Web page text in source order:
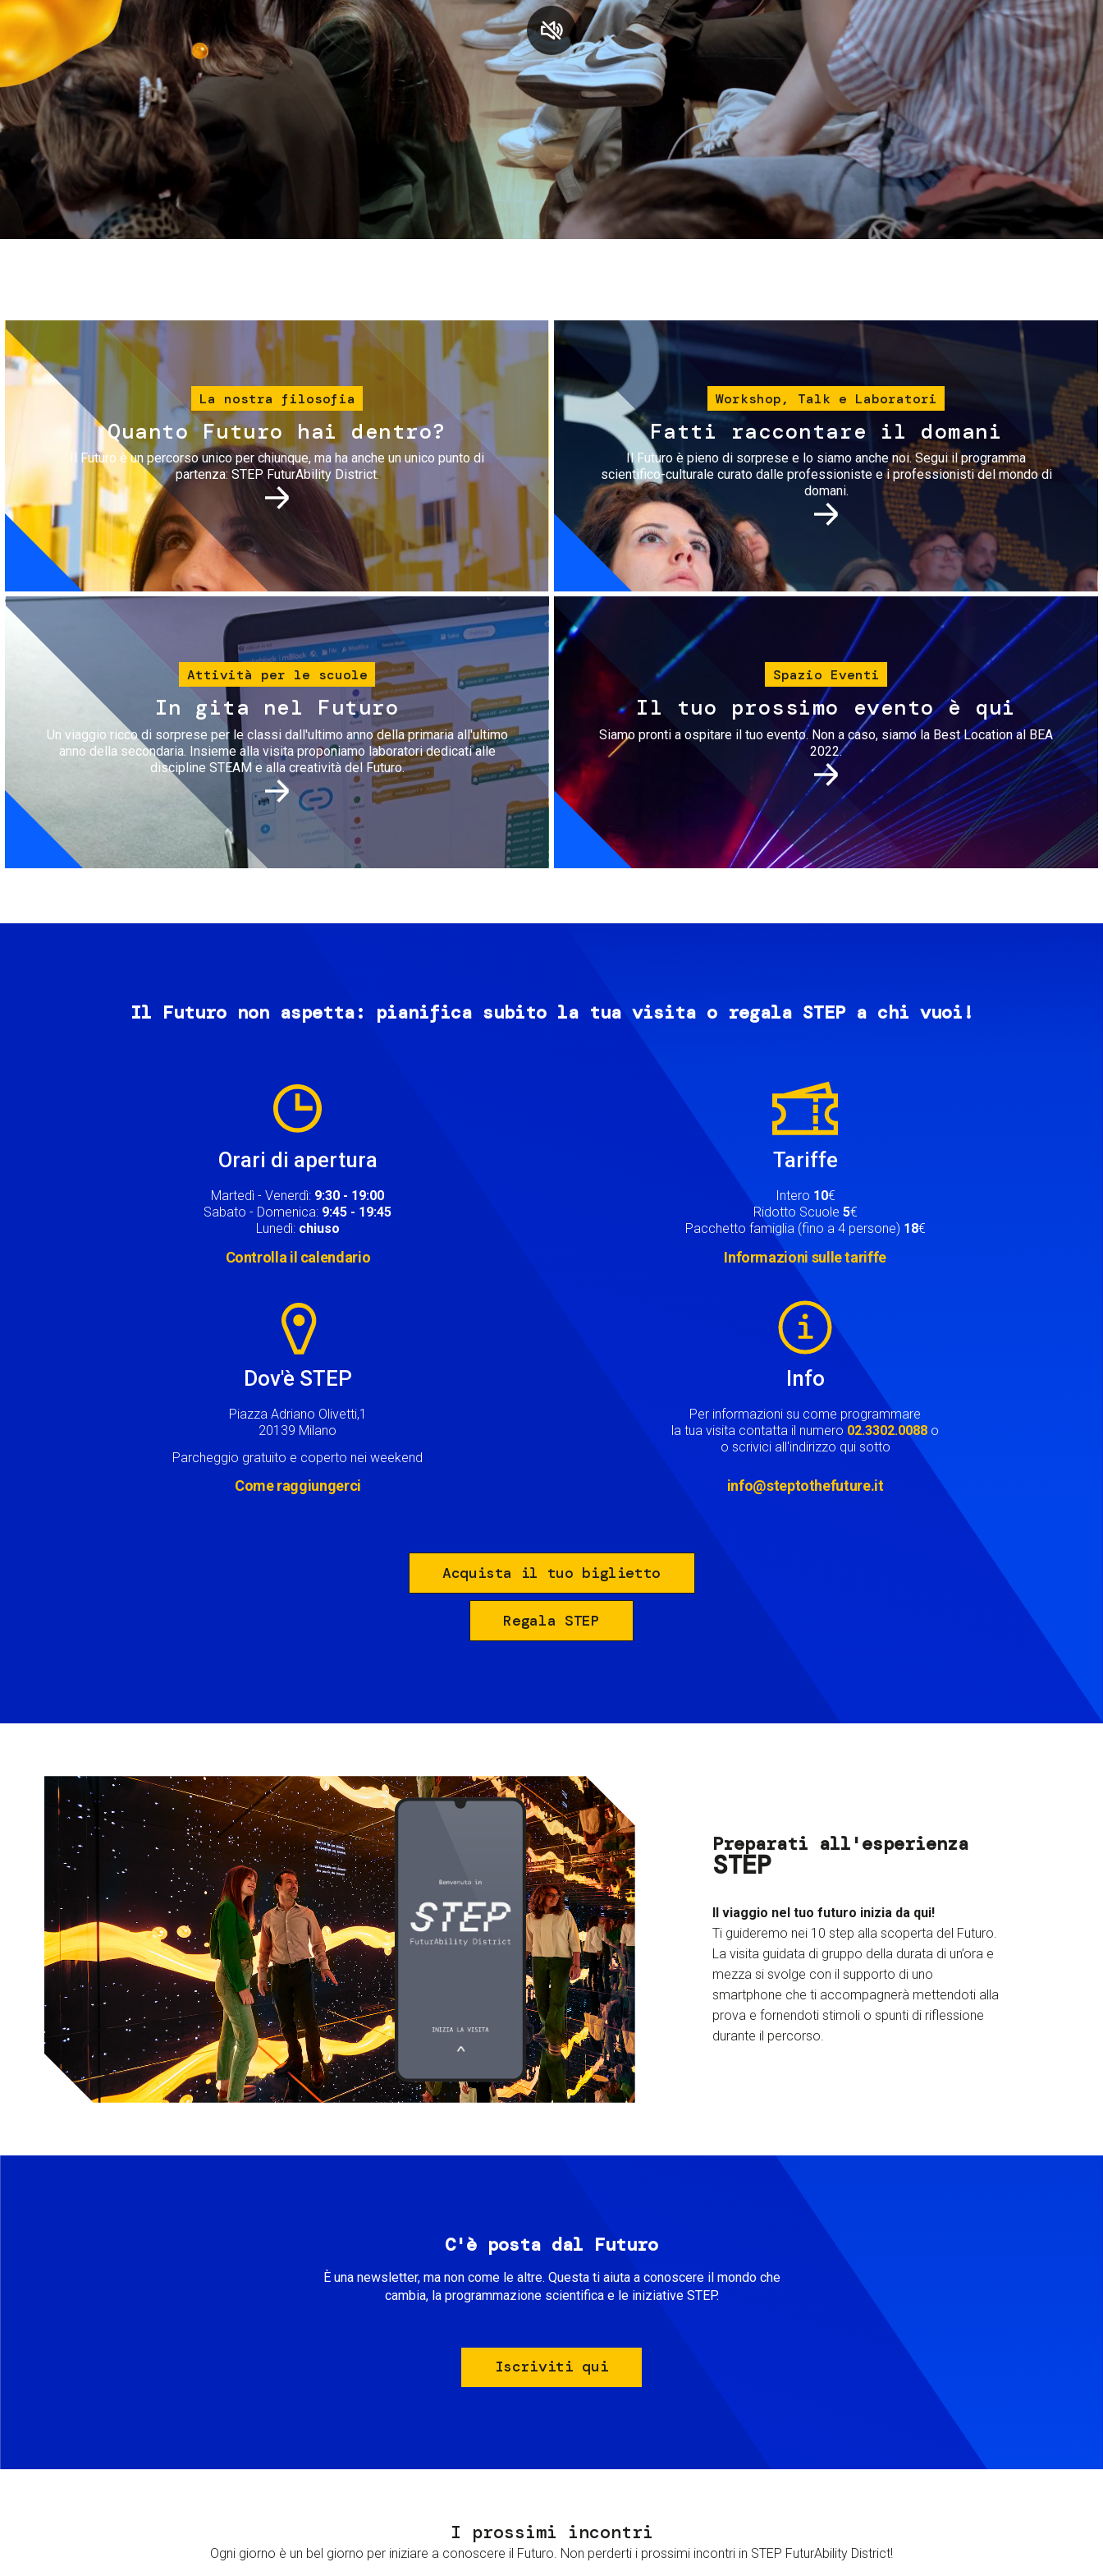
Servizi e accessibilità
Contatti
Biglietti
Immagine
La nostra filosofia
Quanto Futuro hai dentro?
Il Futuro è un percorso unico per chiunque, ma ha anche un unico punto di
partenza: STEP FuturAbility District.
Immagine
Workshop, Talk e Laboratori
Fatti raccontare il domani
Il Futuro è pieno di sorprese e lo siamo anche noi. Segui il programma
scientifico-culturale curato dalle professioniste e i professionisti del mondo di
domani.
Immagine
Attività per le scuole
In gita nel Futuro
Un viaggio ricco di sorprese per le classi dall'ultimo anno della primaria all'ultimo
anno della secondaria. Insieme alla visita proponiamo laboratori dedicati alle
discipline STEAM e alla creatività del Futuro.
Immagine
Spazio Eventi
Il tuo prossimo evento è qui
Siamo pronti a ospitare il tuo evento. Non a caso, siamo la Best Location al BEA
2022.
Il Futuro non aspetta: pianifica subito la tua visita o regala STEP a chi vuoi!
Orari di apertura
Martedì - Venerdì: 9:30 - 19:00
Sabato - Domenica: 9:45 - 19:45
Lunedì: chiuso
Controlla il calendario
Tariffe
Intero 10€
Ridotto Scuole 5€
Pacchetto famiglia (fino a 4 persone) 18€
Informazioni sulle tariffe
Dov'è STEP
Piazza Adriano Olivetti,1
20139 Milano
Parcheggio gratuito e coperto nei weekend
Come raggiungerci
Info
Per informazioni su come programmare
la tua visita contatta il numero 02.3302.0088 o
o scrivici all'indirizzo qui sotto
info@steptothefuture.it
Acquista il tuo biglietto
Regala STEP
Preparati all'esperienza
STEP
Il viaggio nel tuo futuro inizia da qui!
Ti guideremo nei 10 step alla scoperta del Futuro.
La visita guidata di gruppo della durata di un’ora e
mezza si svolge con il supporto di uno
smartphone che ti accompagnerà mettendoti alla
prova e fornendoti stimoli o spunti di riflessione
durante il percorso.
C'è posta dal Futuro
È una newsletter, ma non come le altre. Questa ti aiuta a conoscere il mondo che
cambia, la programmazione scientifica e le iniziative STEP.
Iscriviti qui
I prossimi incontri
Ogni giorno è un bel giorno per iniziare a conoscere il Futuro. Non perderti i prossimi incontri in STEP FuturAbility District!